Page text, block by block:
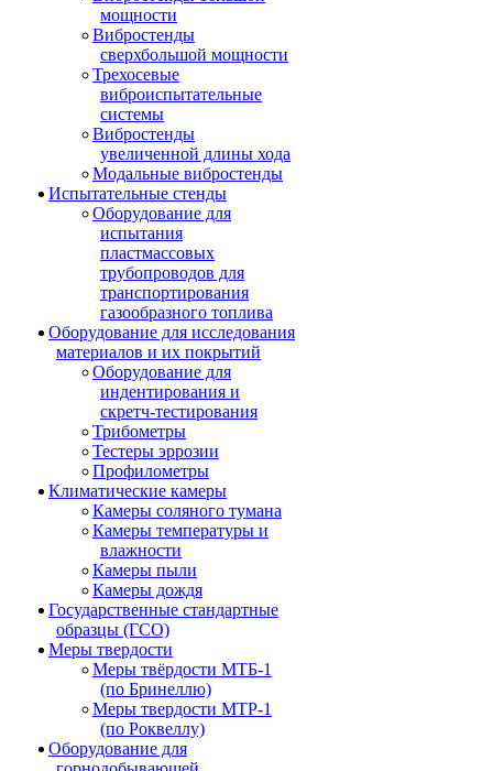
мощности
Вибростенды
сверхбольшой мощности
Трехосевые
виброиспытательные
системы
Вибростенды
увеличенной длины хода
Модальные вибростенды
Испытательные стенды
Оборудование для
испытания
пластмассовых
трубопроводов для
транспортирования
газообразного топлива
Оборудование для исследования
материалов и их покрытий
Оборудование для
индентирования и
скретч-тестирования
Трибометры
Тестеры эррозии
Профилометры
Климатические камеры
Камеры соляного тумана
Камеры температуры и
влажности
Камеры пыли
Камеры дождя
Государственные стандартные
образцы (ГСО)
Меры твердости
Меры твёрдости МТБ-1
(по Бринеллю)
Меры твердости МТР-1
(по Роквеллу)
Оборудование для